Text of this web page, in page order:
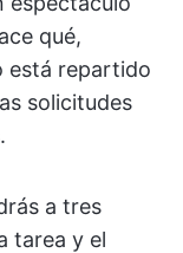
qué,
está repartido
solicitudes
a tres
tarea y el